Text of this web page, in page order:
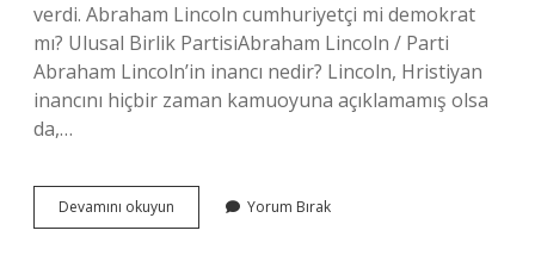
verdi. Abraham Lincoln cumhuriyetçi mi demokrat
mı? Ulusal Birlik PartisiAbraham Lincoln / Parti
Abraham Lincoln’in inancı nedir? Lincoln, Hristiyan
inancını hiçbir zaman kamuoyuna açıklamamış olsa
da,…
Devamını okuyun Abraham
Lincoln
Yorum Bırak